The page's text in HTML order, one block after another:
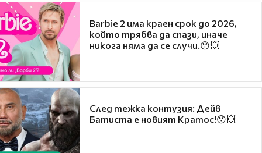
Barbie 2 има краен срок до 2026,
който трябва да спази, иначе
никога няма да се случи.😯💥
След тежка контузия: Дейв
Батиста е новият Кратос!😯💥